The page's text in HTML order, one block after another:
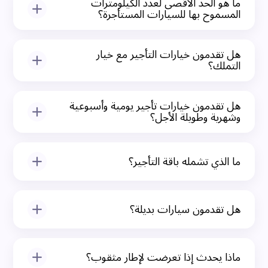
المسموح بها للسيارات المستأجرة؟
المختارة وفئة السيارة.
هل تقدمون خيارات التأجير مع خيار
التملك؟
التي تتيح ملكية السيارة في نهاية مدة العقد.
هل تقدمون خيارات تأجير يومية وأسبوعية
وشهرية وطويلة الأجل؟
وأسبوعية وشهرية وطويلة الأجل.
ما الذي تشمله باقة التأجير؟
والصيانة والمساعدة على الطريق والتسجيل ودعم
العملاء.
هل تقدمون سيارات بديلة؟
اتفاقية الإيجار أو التأجير، رهناً بتوافرها.
ماذا يحدث إذا تعرضت لإطار مثقوب؟